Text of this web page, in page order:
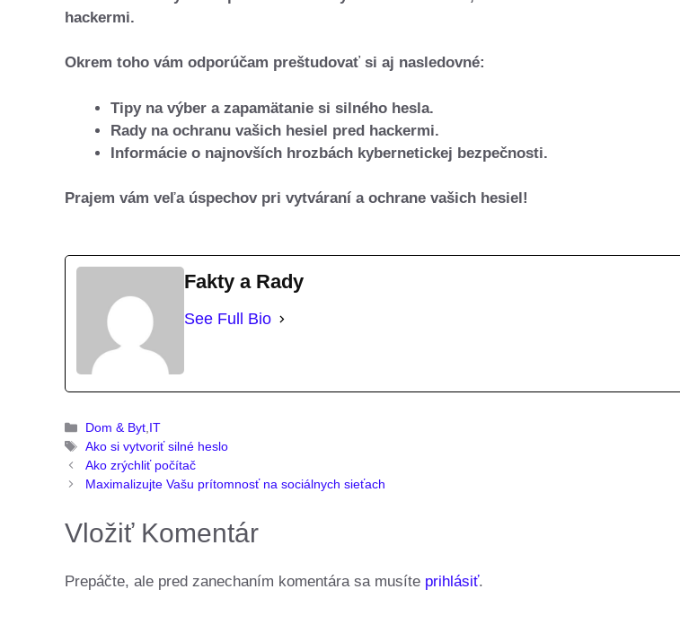
hackermi.
Okrem toho vám odporúčam preštudovať si aj nasledovné:
Tipy na výber a zapamätanie si silného hesla.
Rady na ochranu vašich hesiel pred hackermi.
Informácie o najnovších hrozbách kybernetickej bezpečnosti.
Prajem vám veľa úspechov pri vytváraní a ochrane vašich hesiel!
Fakty a Rady
See Full Bio
Kategórie
Dom & Byt,IT
Značky
Ako si vytvoriť silné heslo
Ako zrýchliť počítač
Maximalizujte Vašu prítomnosť na sociálnych sieťach
Vložiť Komentár
Prepáčte, ale pred zanechaním komentára sa musíte prihlásiť.